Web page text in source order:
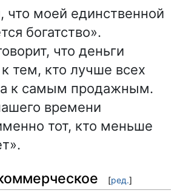
что моей единственной
богатство».
что деньги
тем, кто лучше всех
а к самым продажным.
времени
тот, кто меньше
[ред.]